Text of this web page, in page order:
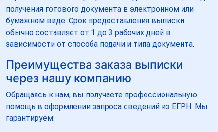
получения готового документа в электронном или
бумажном виде. Срок предоставления выписки
обычно составляет от 1 до 3 рабочих дней в
зависимости от способа подачи и типа документа.
Преимущества заказа выписки
через нашу компанию
Обращаясь к нам, вы получаете профессиональную
помощь в оформлении запроса сведений из ЕГРН. Мы
гарантируем: